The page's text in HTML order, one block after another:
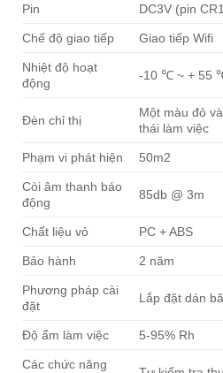
Pin DC3V (pin
Chế độ giao tiếp Giao tiếp Wifi
Nhiệt độ hoạt
động
-10 ℃ ~ + 55
Đèn chỉ thị
Một màu đỏ
thái làm việc
Phạm vi phát hiện 50m2
Còi âm thanh báo
động
85db @ 3m
Chất liệu vỏ PC + ABS
Bảo hành 2 năm
Phương pháp cài
đặt
Lắp đặt dán
Độ ẩm làm việc 5-95% Rh
Các chức năng